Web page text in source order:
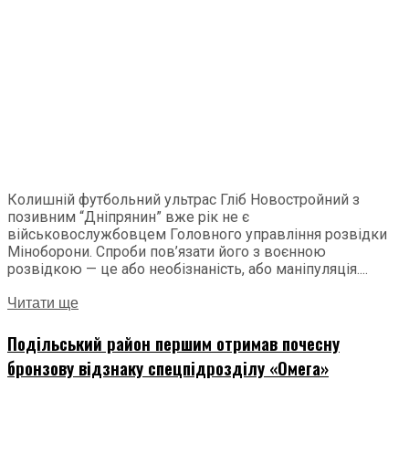
Колишній футбольний ультрас Гліб Новостройний з
позивним “Дніпрянин” вже рік не є
військовослужбовцем Головного управління розвідки
Міноборони. Спроби пов’язати його з воєнною
розвідкою — це або необізнаність, або маніпуляція....
Читати ще
Подільський район першим отримав почесну
бронзову відзнаку спецпідрозділу «Омега»